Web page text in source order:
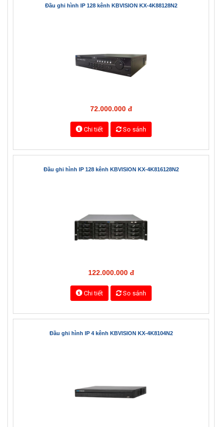
Đầu ghi hình IP 128 kênh KBVISION KX-4K88128N2
72.000.000 đ
Chi tiết So sánh
Đầu ghi hình IP 128 kênh KBVISION KX-4K816128N2
122.000.000 đ
Chi tiết So sánh
Đầu ghi hình IP 4 kênh KBVISION KX-4K8104N2